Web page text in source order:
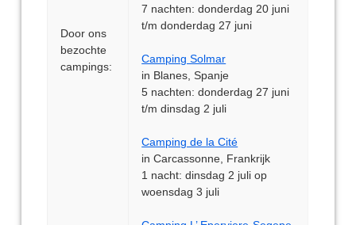
Door ons
bezochte
campings:
7 nachten: donderdag 20 juni
t/m donderdag 27 juni
Camping Solmar
in Blanes, Spanje
5 nachten: donderdag 27 juni
t/m dinsdag 2 juli
Camping de la Cité
in Carcassonne, Frankrijk
1 nacht: dinsdag 2 juli op
woensdag 3 juli